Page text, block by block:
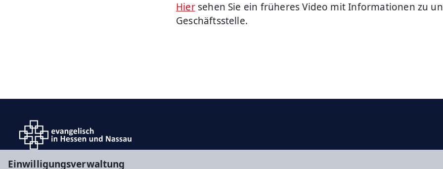
Einwilligungsverwaltung
Hiersehen Sie ein früheres Video mit Informationen zu
Geschäftsstelle.